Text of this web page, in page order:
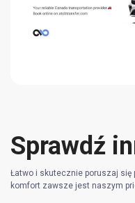
Sprawdź
Łatwo i skutecznie poruszaj się
komfort zawsze jest naszym